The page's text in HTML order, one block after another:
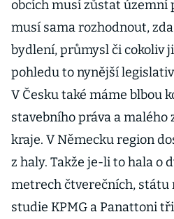
obcích musí zůstat územní
musí sama rozhodnout,
bydlení, průmysl či cokoliv
pohledu to nynější
V Česku také máme blbou
stavebního práva a malého
kraje. V Německu region
z haly. Takže je-li to hala o
metrech čtverečních, státu
studie KPMG a Panattoni